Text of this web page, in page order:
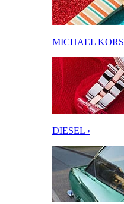
MICHAEL KORS
DIESEL ›